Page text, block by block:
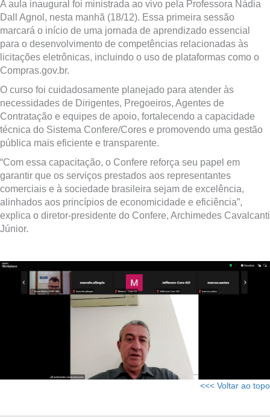
A aula inaugural foi ministrada ao vivo pela Professora Nádia
Dall Agnol, nesta manhã (18/12). Essa primeira sessão
marcará o início de uma jornada de aprendizado essencial
para o desenvolvimento de competências relacionadas às
licitações eletrônicas, incluindo o uso de plataformas como o
Compras.gov.br.
O curso foi cuidadosamente planejado para atender às
necessidades de Dirigentes, Pregoeiros, Agentes de
Contratação e equipes de apoio, fortalecendo a capacidade
técnica do Sistema Confere/Cores e promovendo uma gestão
pública mais eficiente e transparente.
“Com essa capacitação, o Confere reforça seu papel em
garantir que os serviços prestados aos representantes
comerciais e à sociedade brasileira sejam de excelência,
alinhados aos princípios de economicidade e eficiência”,
explica o diretor-presidente do Confere, Archimedes Cavalcanti
Júnior.
<<< Voltar ao topo